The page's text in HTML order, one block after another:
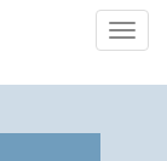
ein-/